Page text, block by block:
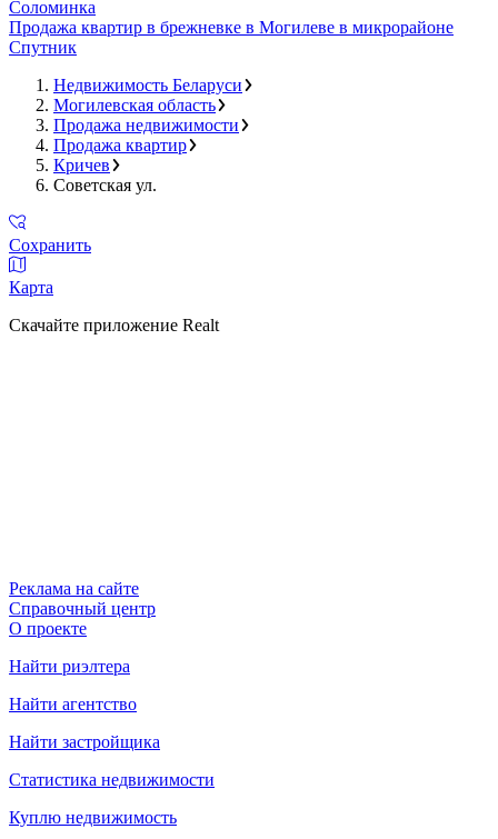
Соломинка
Продажа квартир в брежневке в Могилеве в микрорайоне
Спутник
Недвижимость Беларуси
Могилевская область
Продажа недвижимости
Продажа квартир
Кричев
Советская ул.
Сохранить
Карта
Скачайте приложение Realt
Реклама на сайте
Справочный центр
О проекте
Найти риэлтера
Найти агентство
Найти застройщика
Статистика недвижимости
Куплю недвижимость